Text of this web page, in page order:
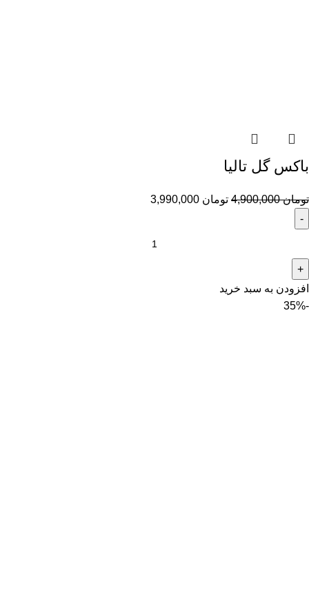
باکس گل تالیا
تومان4,900,000 تومان
افزودن به سبد خرید
-35%